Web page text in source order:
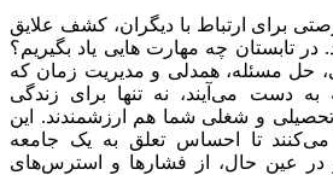
برای ارتباط با دیگران، کشف علایق
تابستان چه مهارت هایی یاد بگیریم؟
حل مسئله، همدلی و مدیریت زمان که
دست می‌آیند، نه تنها برای زندگی
و شغلی شما هم ارزشمندند. این
تا احساس تعلق به یک جامعه
عین حال، از فشارها و استرس‌های